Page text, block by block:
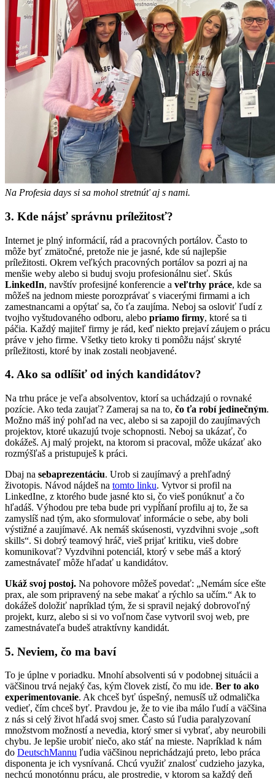
Na Profesia days si sa mohol stretnúť aj s nami.
3. Kde nájsť správnu príležitosť?
Internet je plný informácií, rád a pracovných portálov. Často to
môže byť zmätočné, pretože nie je jasné, kde sú najlepšie
príležitosti. Okrem veľkých pracovných portálov sa pozri aj na
menšie weby alebo si buduj svoju profesionálnu sieť. Skús
LinkedIn, navštív profesijné konferencie a veľtrhy práce, kde sa
môžeš na jednom mieste porozprávať s viacerými firmami a ich
zamestnancami a opýtať sa, čo ťa zaujíma. Neboj sa osloviť ľudí z
tvojho vyštudovaného odboru, alebo priamo firmy, ktoré sa ti
páčia. Každý majiteľ firmy je rád, keď niekto prejaví záujem o prácu
práve v jeho firme. Všetky tieto kroky ti pomôžu nájsť skryté
príležitosti, ktoré by inak zostali neobjavené.
4. Ako sa odlíšiť od iných kandidátov?
Na trhu práce je veľa absolventov, ktorí sa uchádzajú o rovnaké
pozície. Ako teda zaujať? Zameraj sa na to, čo ťa robí jedinečným.
Možno máš iný pohľad na vec, alebo si sa zapojil do zaujímavých
projektov, ktoré ukazujú tvoje schopnosti. Neboj sa ukázať, čo
dokážeš. Aj malý projekt, na ktorom si pracoval, môže ukázať ako
rozmýšľaš a pristupuješ k práci.
Dbaj na sebaprezentáciu. Urob si zaujímavý a prehľadný
životopis. Návod nájdeš na tomto linku. Vytvor si profil na
LinkedIne, z ktorého bude jasné kto si, čo vieš ponúknuť a čo
hľadáš. Výhodou pre teba bude pri vypĺňaní profilu aj to, že sa
zamyslíš nad tým, ako sformulovať informácie o sebe, aby boli
výstižné a zaujímavé. Ak nemáš skúsenosti, vyzdvihni svoje „soft
skills“. Si dobrý teamový hráč, vieš prijať kritiku, vieš dobre
komunikovať? Vyzdvihni potenciál, ktorý v sebe máš a ktorý
zamestnávateľ môže hľadať u kandidátov.
Ukáž svoj postoj. Na pohovore môžeš povedať: „Nemám síce ešte
prax, ale som pripravený na sebe makať a rýchlo sa učím.“ Ak to
dokážeš doložiť napríklad tým, že si spravil nejaký dobrovoľný
projekt, kurz, alebo si si vo voľnom čase vytvoril svoj web, pre
zamestnávateľa budeš atraktívny kandidát.
5. Neviem, čo ma baví
To je úplne v poriadku. Mnohí absolventi sú v podobnej situácii a
väčšinou trvá nejaký čas, kým človek zistí, čo mu ide. Ber to ako
experimentovanie. Ak chceš byť úspešný, nemusíš už odmalička
vedieť, čím chceš byť. Pravdou je, že to vie iba málo ľudí a väčšina
z nás si celý život hľadá svoj smer. Často sú ľudia paralyzovaní
množstvom možností a nevedia, ktorý smer si vybrať, aby neurobili
chybu. Je lepšie urobiť niečo, ako stáť na mieste. Napríklad k nám
do DeutschMannu ľudia väčšinou neprichádzajú preto, lebo práca
disponenta je ich vysnívaná. Chcú využiť znalosť cudzieho jazyka,
nechcú monotónnu prácu, ale prostredie, v ktorom sa každý deň